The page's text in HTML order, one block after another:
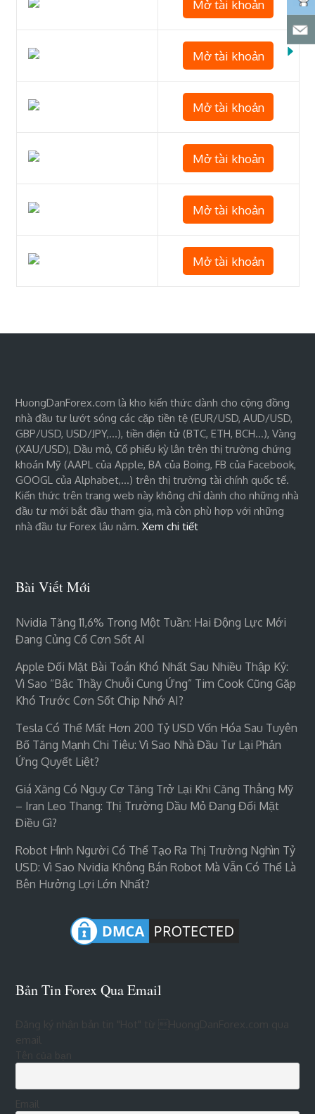
Mở tài khoản
Mở tài khoản
Mở tài khoản
Mở tài khoản
Mở tài khoản
Mở tài khoản
HuongDanForex.com là kho kiến thức dành cho cộng đồng
nhà đầu tư lướt sóng các cặp tiền tệ (EUR/USD, AUD/USD,
GBP/USD, USD/JPY,…), tiền điện tử (BTC, ETH, BCH…), Vàng
(XAU/USD), Dầu mỏ, Cổ phiếu kỳ lân trên thị trường chứng
khoán Mỹ (AAPL của Apple, BA của Boing, FB của Facebook,
GOOGL của Alphabet,…) trên thị trường tài chính quốc tế.
Kiến thức trên trang web này không chỉ dành cho những nhà
đầu tư mới bắt đầu tham gia, mà còn phù hợp với những
nhà đầu tư Forex lâu năm.Xem chi tiết
Bài Viết Mới
Nvidia Tăng 11,6% Trong Một Tuần: Hai Động Lực Mới
Đang Củng Cố Cơn Sốt AI
Apple Đối Mặt Bài Toán Khó Nhất Sau Nhiều Thập Kỷ:
Vì Sao “bậc Thầy Chuỗi Cung Ứng” Tim Cook Cũng Gặp
Khó Trước Cơn Sốt Chip Nhớ AI?
Tesla Có Thể Mất Hơn 200 Tỷ USD Vốn Hóa Sau Tuyên
Bố Tăng Mạnh Chi Tiêu: Vì Sao Nhà Đầu Tư Lại Phản
Ứng Quyết Liệt?
Giá Xăng Có Nguy Cơ Tăng Trở Lại Khi Căng Thẳng Mỹ
– Iran Leo Thang: Thị Trường Dầu Mỏ Đang Đối Mặt
Điều Gì?
Robot Hình Người Có Thể Tạo Ra Thị Trường Nghìn Tỷ
USD: Vì Sao Nvidia Không Bán Robot Mà Vẫn Có Thể Là
Bên Hưởng Lợi Lớn Nhất?
Bản Tin Forex Qua Email
Đăng ký nhận bản tin "Hot" từ HuongDanForex.com qua
Tên của bạn